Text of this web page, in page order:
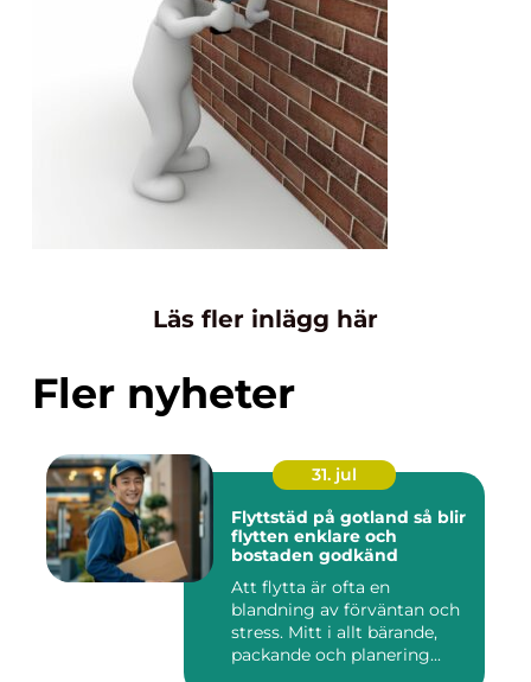
Läs fler inlägg här
Fler nyheter
31. jul
Flyttstäd på gotland så blir
flytten enklare och
bostaden godkänd
Att flytta är ofta en
blandning av förväntan och
stress. Mitt i allt bärande,
packande och planering...